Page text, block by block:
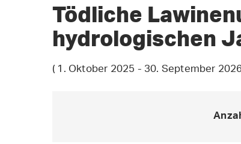
Tödliche
hydrologischen
( 1. Oktober 2025- 30. September 2026